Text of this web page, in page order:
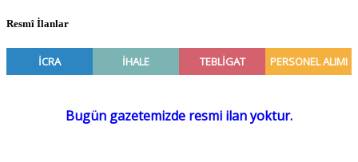
Resmî İlanlar